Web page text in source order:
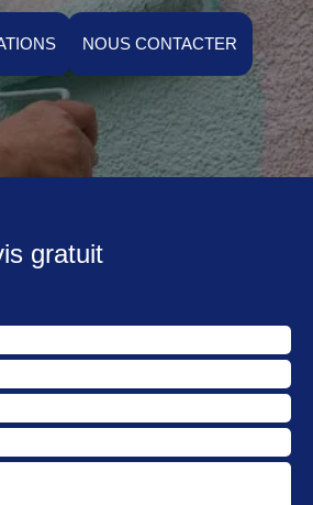
NOUS CONTACTER
gratuit